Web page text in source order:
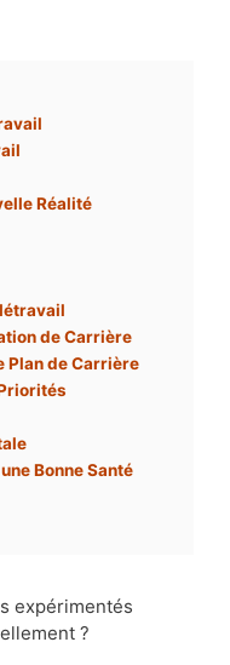
Réalité
de Carrière
Plan de Carrière
Bonne Santé
expérimentés
?